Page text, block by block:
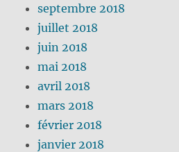
septembre 2018
juillet 2018
juin 2018
mai 2018
avril 2018
mars 2018
février 2018
janvier 2018